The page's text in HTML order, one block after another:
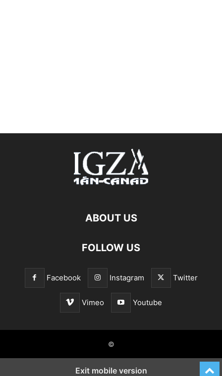
ABOUT US
FOLLOW US
Facebook Instagram Twitter
Vimeo Youtube
©
Exit mobile version